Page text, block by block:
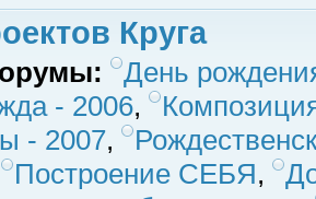
Круга
День
- 2006,
- 2007,
Построение СЕБЯ,